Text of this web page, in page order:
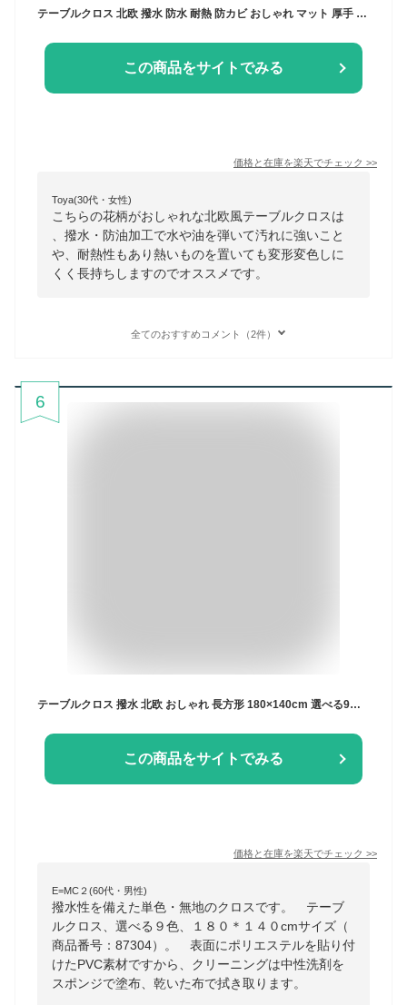
テーブルクロス 北欧 撥水 防水 耐熱 防カビ おしゃれ マット 厚手 洗える リビング ダイニング 食卓カバー 白 無地 柄 滑り止め 長方形 ビニール シンプル モダン ホルムアルデヒドフリー
この商品をサイトでみる
価格と在庫を楽天でチェック >>
Toya(30代・女性)
こちらの花柄がおしゃれな北欧風テーブルクロスは
、撥水・防油加工で水や油を弾いて汚れに強いこと
や、耐熱性もあり熱いものを置いても変形変色しに
くく長持ちしますのでオススメです。
全てのおすすめコメント（2件）
6
テーブルクロス 撥水 北欧 おしゃれ 長方形 180×140cm 選べる9色 ブラウン ブラック グレー ベージュ ブルー マスタード ピンク 防水 フリル シンプル 可愛い かわいい
この商品をサイトでみる
価格と在庫を楽天でチェック >>
E=MC２(60代・男性)
撥水性を備えた単色・無地のクロスです。 テーブ
ルクロス、選べる９色、１８０＊１４０cmサイズ（
商品番号：87304）。 表面にポリエステルを貼り付
けたPVC素材ですから、クリーニングは中性洗剤を
スポンジで塗布、乾いた布で拭き取ります。